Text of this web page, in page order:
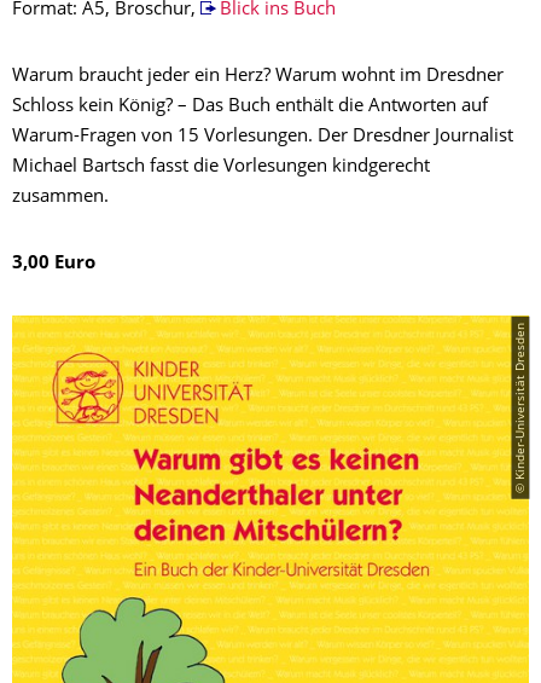
Format: A5, Broschur,
Blick ins Buch
Warum braucht jeder ein Herz? Warum wohnt im Dresdner
Schloss kein König? – Das Buch enthält die Antworten auf
Warum-Fragen von 15 Vorlesungen. Der Dresdner Journalist
Michael Bartsch fasst die Vorlesungen kindgerecht
zusammen.
3,00 Euro
© Kinder-Universität Dresden